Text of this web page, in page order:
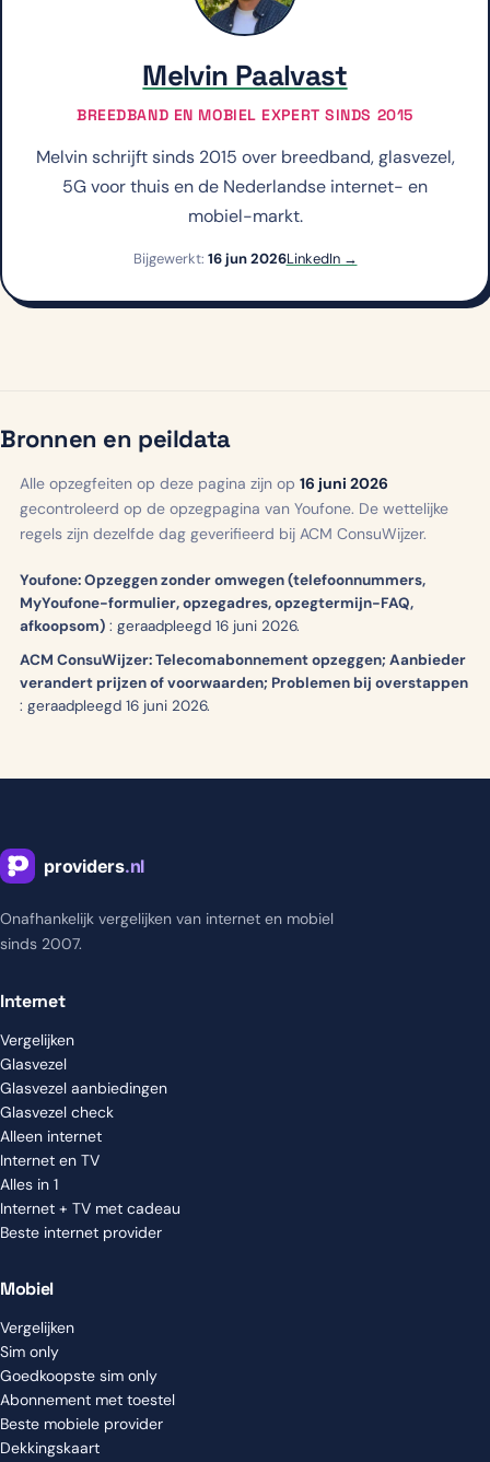
Melvin Paalvast
BREEDBAND EN MOBIEL EXPERT SINDS 2015
Melvin schrijft sinds 2015 over breedband, glasvezel,
5G voor thuis en de Nederlandse internet- en
mobiel-markt.
Bijgewerkt: 16 jun 2026LinkedIn →
Bronnen en peildata
Alle opzegfeiten op deze pagina zijn op 16 juni 2026
gecontroleerd op de opzegpagina van Youfone. De wettelijke
regels zijn dezelfde dag geverifieerd bij ACM ConsuWijzer.
Youfone: Opzeggen zonder omwegen (telefoonnummers,
MyYoufone-formulier, opzegadres, opzegtermijn-FAQ,
afkoopsom) : geraadpleegd 16 juni 2026.
ACM ConsuWijzer: Telecomabonnement opzeggen; Aanbieder
verandert prijzen of voorwaarden; Problemen bij overstappen
: geraadpleegd 16 juni 2026.
Onafhankelijk vergelijken van internet en mobiel
sinds 2007.
Internet
Vergelijken
Glasvezel
Glasvezel aanbiedingen
Glasvezel check
Alleen internet
Internet en TV
Alles in 1
Internet + TV met cadeau
Beste internet provider
Mobiel
Vergelijken
Sim only
Goedkoopste sim only
Abonnement met toestel
Beste mobiele provider
Dekkingskaart